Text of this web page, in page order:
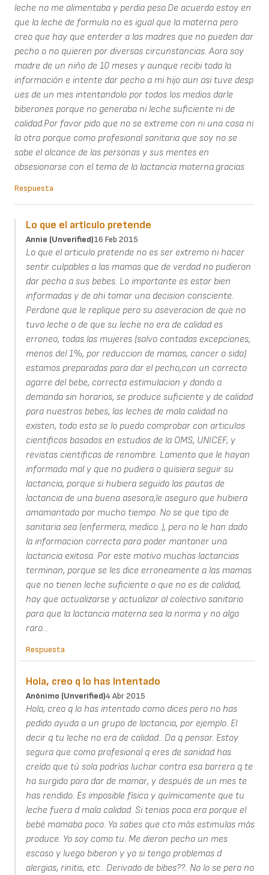
leche no me alimentaba y perdia peso.De acuerdo estoy en
que la leche de formula no es igual que la materna pero
creo que hay que enterder a las madres que no pueden dar
pecho o no quieren por diversas circunstancias. Aora soy
madre de un niño de 10 meses y aunque recibi toda la
información e intente dar pecho a mi hijo aun asi tuve desp
ues de un mes intentandolo por todos los medios darle
biberones porque no generaba ni leche suficiente ni de
calidad.Por favor pido que no se extreme con ni una cosa ni
la otra porque como profesional sanitaria que soy no se
sabe el alcance de las personas y sus mentes en
obsesionarse con el tema de la lactancia materna.gracias
Respuesta
Lo que el articulo pretende
Annie (unverified)16 Feb 2015
Lo que el articulo pretende no es ser extremo ni hacer
sentir culpables a las mamas que de verdad no pudieron
dar pecho a sus bebes. Lo importante es estar bien
informadas y de ahi tomar una decision consciente.
Perdone que le replique pero su aseveracion de que no
tuvo leche o de que su leche no era de calidad es
erroneo, todas las mujeres (salvo contadas excepciones,
menos del 1%, por reduccion de mamas, cancer o sida)
estamos preparadas para dar el pecho,con un correcto
agarre del bebe, correcta estimulacion y dando a
demanda sin horarios, se produce suficiente y de calidad
para nuestros bebes, las leches de mala calidad no
existen, todo esto se lo puedo comprobar con articulos
cientificos basados en estudios de la OMS, UNICEF, y
revistas cientificas de renombre. Lamento que le hayan
informado mal y que no pudiera o quisiera seguir su
lactancia, porque si hubiera seguido las pautas de
lactancia de una buena asesora,le aseguro que hubiera
amamantado por mucho tiempo. No se que tipo de
sanitaria sea (enfermera, medico..), pero no le han dado
la informacion correcta para poder mantaner una
lactancia exitosa. Por este motivo muchas lactancias
terminan, porque se les dice erroneamente a las mamas
que no tienen leche suficiente o que no es de calidad,
hay que actualizarse y actualizar al colectivo sanitario
para que la lactancia materna sea la norma y no algo
raro...
Respuesta
Hola, creo q lo has intentado
Anónimo (unverified)4 Abr 2015
Hola, creo q lo has intentado como dices pero no has
pedido ayuda a un grupo de lactancia, por ejemplo. El
decir q tu leche no era de calidad.. Da q pensar. Estoy
segura que como profesional q eres de sanidad has
creído que tú sola podrías luchar contra esa barrera q te
ha surgido para dar de mamar, y después de un mes te
has rendido. Es imposible física y químicamente que tu
leche fuera d mala calidad. Si tenias poca era porque el
bebé mamaba poco. Ya sabes que cto más estimulas más
produce. Yo soy como tu. Me dieron pecho un mes
escaso y luego biberon y yo si tengo problemas d
alergias, rinitis, etc.. Derivado de bibes??.. No lo se pero no